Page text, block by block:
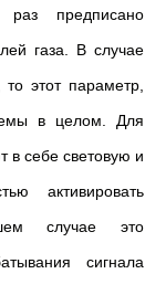
предписано
газа. В случае
этот параметр,
в целом. Для
в себе световую и
активировать
случае это
сигнала